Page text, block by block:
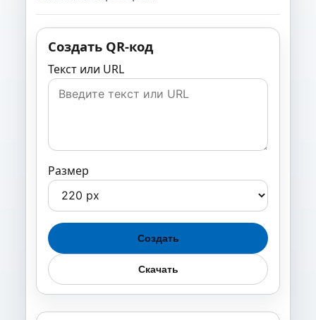
Создать QR-код
Текст или URL
Размер
Создать
Скачать